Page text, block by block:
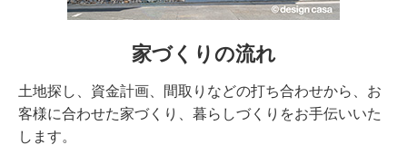
家づくりの流れ
土地探し、資金計画、間取りなどの打ち合わせから、お
客様に合わせた家づくり、暮らしづくりをお手伝いいた
します。